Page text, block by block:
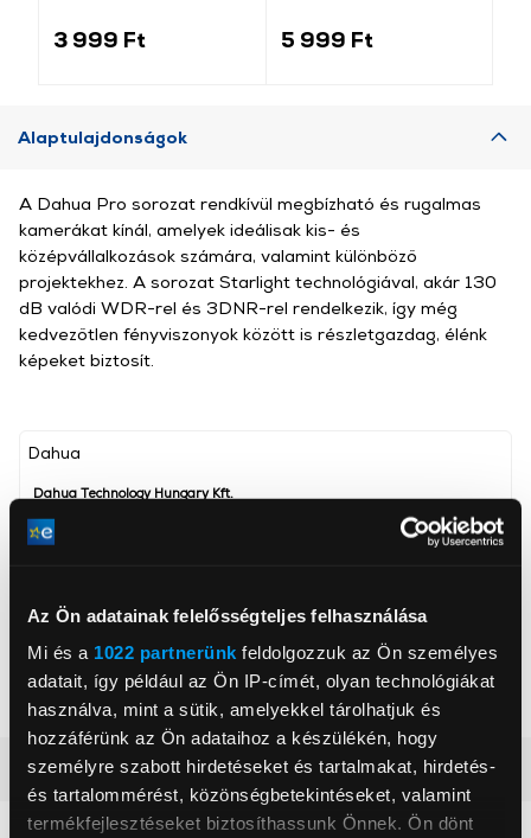
Az Ön adatainak felelősségteljes felhasználása
Mi és a 1022 partnerünk feldolgozzuk az Ön személyes
adatait, így például az Ön IP-címét, olyan technológiákat
használva, mint a sütik, amelyekkel tárolhatjuk és
hozzáférünk az Ön adataihoz a készülékén, hogy
személyre szabott hirdetéseket és tartalmakat, hirdetés-
és tartalommérést, közönségbetekintéseket, valamint
termékfejlesztéseket biztosíthassunk Önnek. Ön dönt
3 999 Ft
funkcióval
5 999 Ft
Alaptulajdonságok
Dahua
Dahua Technology Hungary Kft.
sandor.nagy1@dahuatech.com
1134, Budapest, Angyalföldi út 5
Szín
Fehér
Szenzor felbontás
8 MP
Videófelbontás
3840 x 2160p
A Dahua Pro sorozat rendkívül megbízható és rugalmas
kamerákat kínál, amelyek ideálisak kis- és
középvállalkozások számára, valamint különböző
projektekhez. A sorozat Starlight technológiával, akár 130
dB valódi WDR-rel és 3DNR-rel rendelkezik, így még
kedvezőtlen fényviszonyok között is részletgazdag, élénk
képeket biztosít.
Részletes ismertető